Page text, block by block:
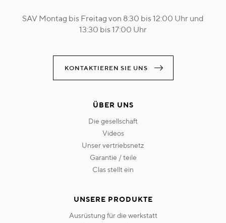
SAV Montag bis Freitag von 8:30 bis 12:00 Uhr und
13:30 bis 17:00 Uhr
KONTAKTIEREN SIE UNS
ÜBER UNS
die gesellschaft
videos
unser vertriebsnetz
garantie / teile
clas stellt ein
UNSERE PRODUKTE
ausrüstung für die werkstatt